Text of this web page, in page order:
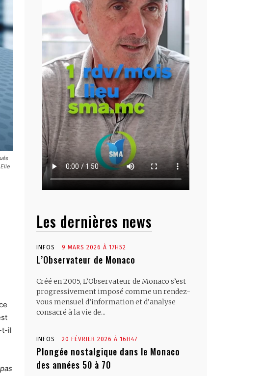
t-il
Les dernières news
INFOS 9 MARS 2026 À 17H52
L’Observateur de Monaco
Créé en 2005, L’Observateur de Monaco s’est
progressivement imposé comme un rendez-
vous mensuel d’information et d’analyse
consacré à la vie de...
INFOS 20 FÉVRIER 2026 À 16H47
Plongée nostalgique dans le Monaco
des années 50 à 70